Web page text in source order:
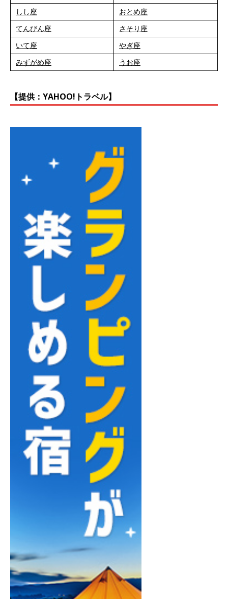
しし座
おとめ座
てんびん座
さそり座
いて座
やぎ座
みずがめ座
うお座
【提供：YAHOO!トラベル】